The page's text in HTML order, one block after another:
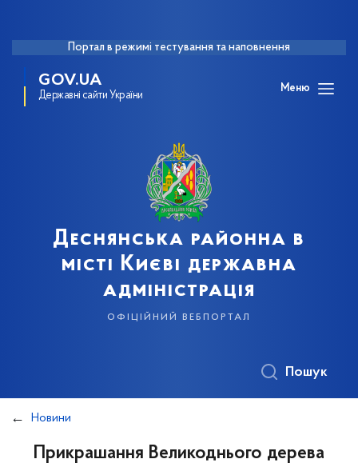
Портал в режимі тестування та наповнення
GOV.UA
Державні сайти України
Меню
Деснянська районна в
місті Києві державна
адміністрація
офіційний вебпортал
Пошук
Новини
Прикрашання Великоднього дерева